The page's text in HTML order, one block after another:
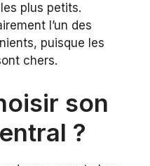
plus petits.
l’un des
puisque les
chers.
son
?